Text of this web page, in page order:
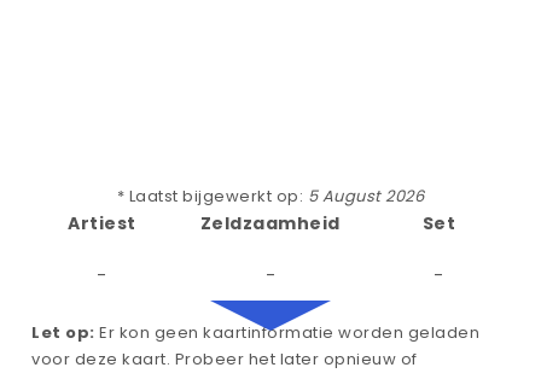
* Laatst bijgewerkt op: 5 August 2026
Artiest
-
Zeldzaamheid
-
Set
-
Let op: Er kon geen kaartinformatie worden geladen
voor deze kaart. Probeer het later opnieuw of